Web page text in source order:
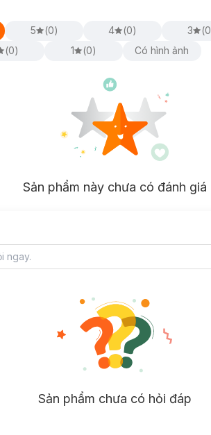
5 (0) 4 (0) 3 (0
(0) 1 (0) Có hình ảnh
Sản phẩm này chưa có đánh giá
Sản phẩm chưa có hỏi đáp